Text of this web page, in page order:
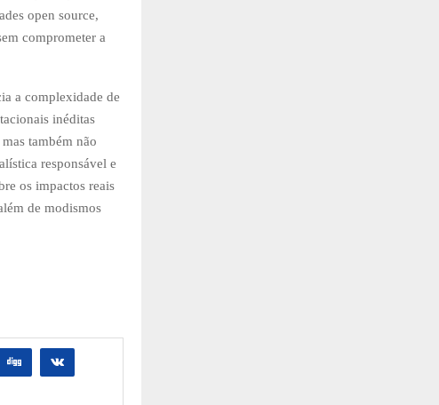
open source,
comprometer a
a complexidade de
inéditas
também não
responsável e
os impactos reais
de modismos